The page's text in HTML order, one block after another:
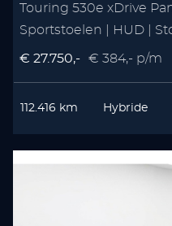
Touring 530e xDrive
Sportstoelen | HUD |
€ 27.750,- € 384,- p/m
112.416 km Hybride